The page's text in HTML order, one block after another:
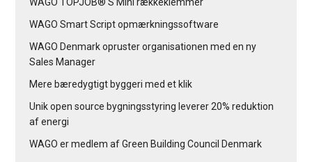
WAGO Smart Script opmærkningssoftware
WAGO Denmark opruster organisationen med en ny
Sales Manager
Mere bæredygtigt byggeri med et klik
Unik open source bygningsstyring leverer 20% reduktion
af energi
WAGO er medlem af Green Building Council Denmark